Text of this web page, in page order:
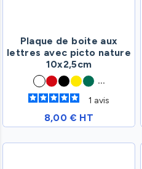
Plaque de boite aux
lettres avec picto nature
10x2,5cm
...
1 avis
8,00 € HT